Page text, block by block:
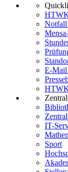
Notfall
E-Mail
IT-
Sport